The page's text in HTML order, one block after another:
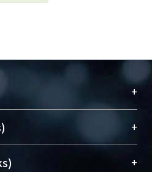
+
列，為永久珍藏及向國際
及學術能量，圖書館整合
術庫（AH）不同功能平
+
+